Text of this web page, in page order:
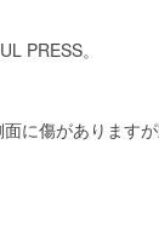
PRESS。
に傷があります